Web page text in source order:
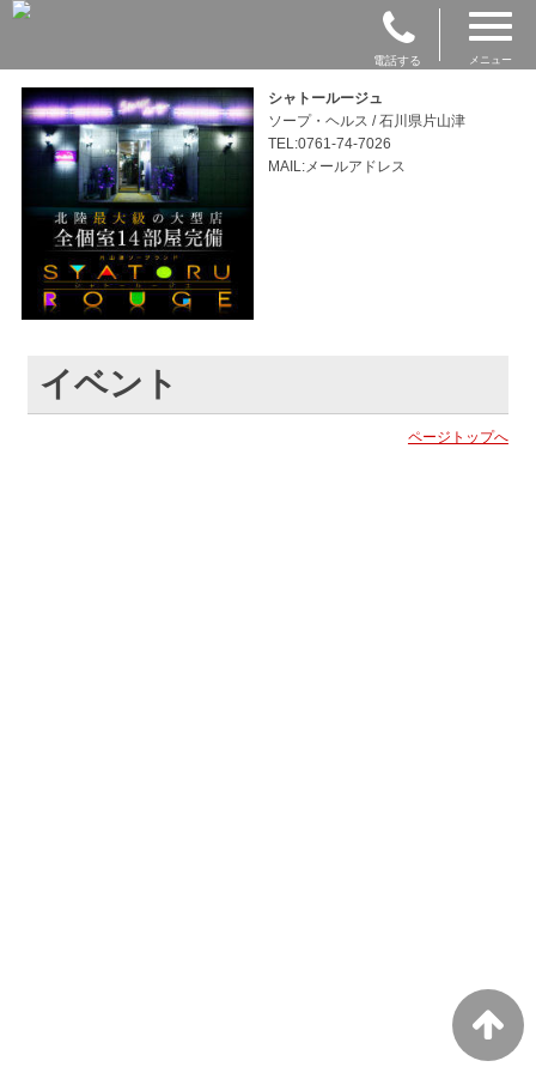
電話する メニュー
シャトールージュ
ソープ・ヘルス / 石川県片山津
TEL:0761-74-7026
MAIL:メールアドレス
イベント
ページトップへ